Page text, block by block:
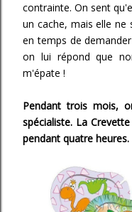
contrainte. On sent
un cache, mais elle ne
en temps de
on lui répond que
m'épate !
Pendant trois mois,
spécialiste. La
pendant quatre heures.